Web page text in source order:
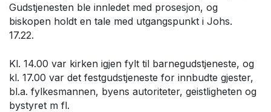
Gudstjenesten ble innledet med prosesjon, og
biskopen holdt en tale med utgangspunkt i Johs.
17.22.
Kl. 14.00 var kirken igjen fylt til barnegudstjeneste, og
kl. 17.00 var det festgudstjeneste for innbudte gjester,
bl.a. fylkesmannen, byens autoriteter, geistligheten og
bystyret m fl.